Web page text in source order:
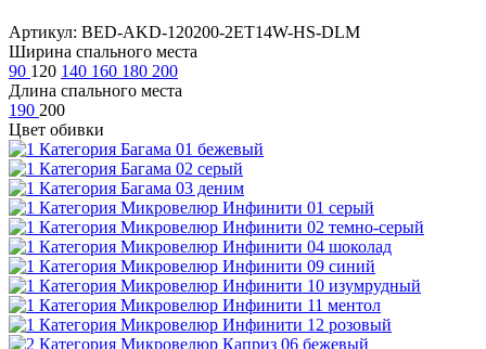
Артикул: BED-AKD-120200-2ET14W-HS-DLM
Ширина спального места
90 120 140 160 180 200
Длина спального места
190 200
Цвет обивки